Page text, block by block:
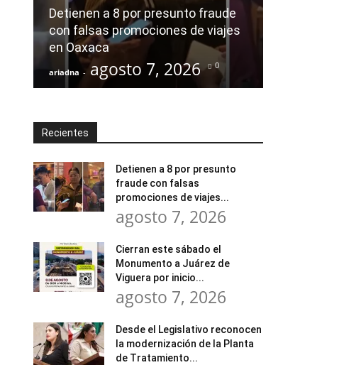
Detienen a 8 por presunto fraude
con falsas promociones de viajes
en Oaxaca
ariadna - agosto 7, 2026 0
Recientes
Detienen a 8 por presunto
fraude con falsas
promociones de viajes...
agosto 7, 2026
Cierran este sábado el
Monumento a Juárez de
Viguera por inicio...
agosto 7, 2026
Desde el Legislativo reconocen
la modernización de la Planta
de Tratamiento...